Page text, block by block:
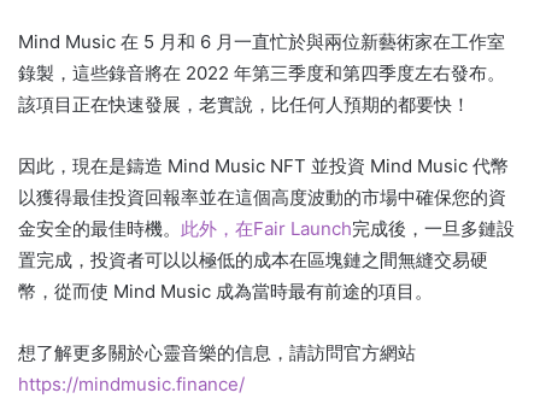
Mind Music 在 5 月和 6 月一直忙於與兩位新藝術家在工作室
錄製，這些錄音將在 2022 年第三季度和第四季度左右發布。
該項目正在快速發展，老實說，比任何人預期的都要快！
因此，現在是鑄造 Mind Music NFT 並投資 Mind Music 代幣
以獲得最佳投資回報率並在這個高度波動的市場中確保您的資
金安全的最佳時機。 此外，在Fair Launch完成後，一旦多鏈設
置完成 ，投資者可以以極低的成本在區塊鏈之間無縫交易硬
幣，從而使 Mind Music 成為當時最有前途的項目。
想了解更多關於心靈音樂的信息，請訪問官方網站
https://mindmusic.finance/